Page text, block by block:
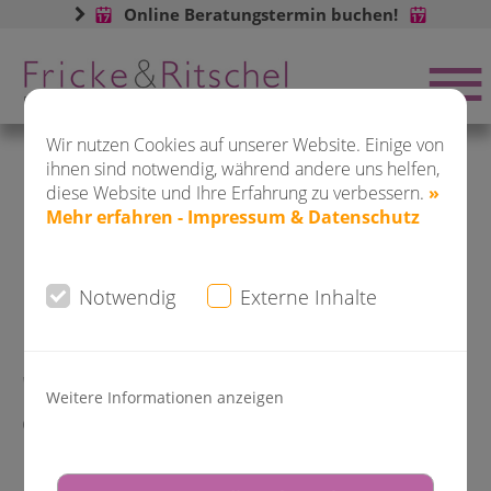
Wir nutzen Cookies auf unserer Website. Einige von
ihnen sind notwendig, während andere uns helfen,
diese Website und Ihre Erfahrung zu verbessern. »
Mehr erfahren - Impressum & Datenschutz
Notwendig Externe Inhalte
Weitere Informationen anzeigen
Beratungstermin:
DO-City
Saarlandstr. 80 - 82
Hagener Str. 310
Online Beratungstermin buchen!
News Kieferorthopädie Dr.
Dortmund
"Gemeinsam Fit am Arbeitsplatz" mit
der VIACTIV Krankenkasse und der